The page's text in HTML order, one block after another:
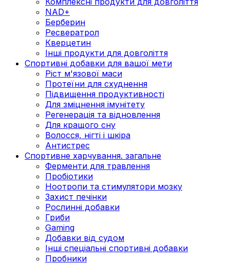
NAD+
Берберин
Ресвератрол
Кверцетин
Інші продукти для довголіття
Спортивні добавки для вашої мети
Ріст м'язової маси
Протеїни для схуднення
Підвищення продуктивності
Для зміцнення імунітету
Регенерація та відновлення
Для кращого сну
Волосся, нігті і шкіра
Антистрес
Спортивне харчування. загальне
Ферменти для травлення
Пробіотики
Ноотропи та стимулятори мозку
Захист печінки
Рослинні добавки
Гриби
Gaming
Добавки від судом
Інші спеціальні спортивні добавки
Пробники